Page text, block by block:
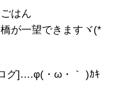
はん
が一望できますヾ(*
グ]….φ(・ω・｀ )ｶｷ